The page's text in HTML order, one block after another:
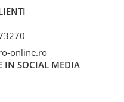
online.ro
IN SOCIAL MEDIA